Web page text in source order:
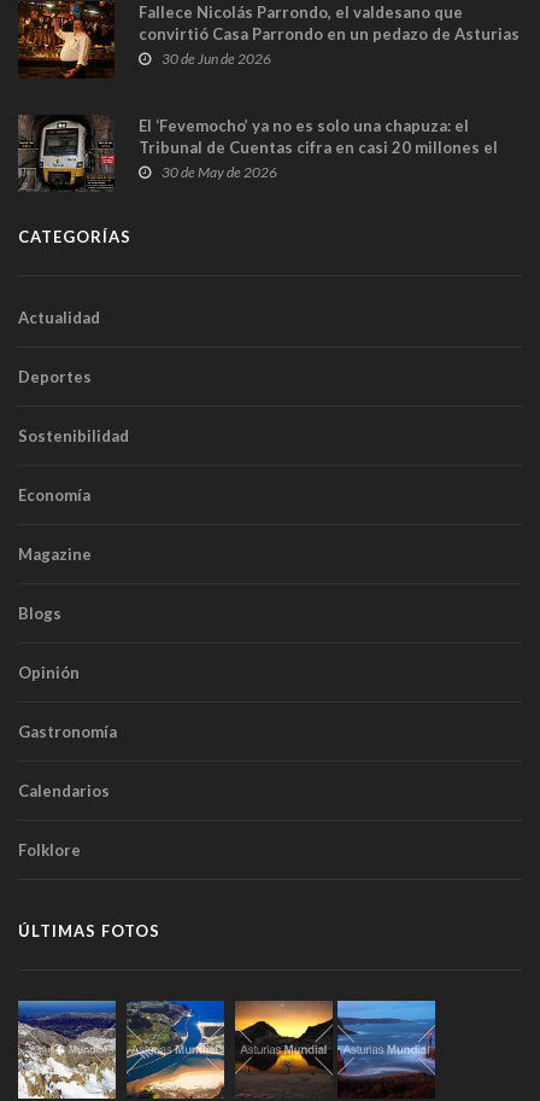
Fallece Nicolás Parrondo, el valdesano que
convirtió Casa Parrondo en un pedazo de Asturias
en Madrid
30 de Jun de 2026
El ‘Fevemocho’ ya no es solo una chapuza: el
Tribunal de Cuentas cifra en casi 20 millones el
sobrecoste de los trenes que no cabían por los
30 de May de 2026
CATEGORÍAS
Actualidad
Deportes
Sostenibilidad
Economía
Magazine
Blogs
Opinión
Gastronomía
Calendarios
Folklore
ÚLTIMAS FOTOS